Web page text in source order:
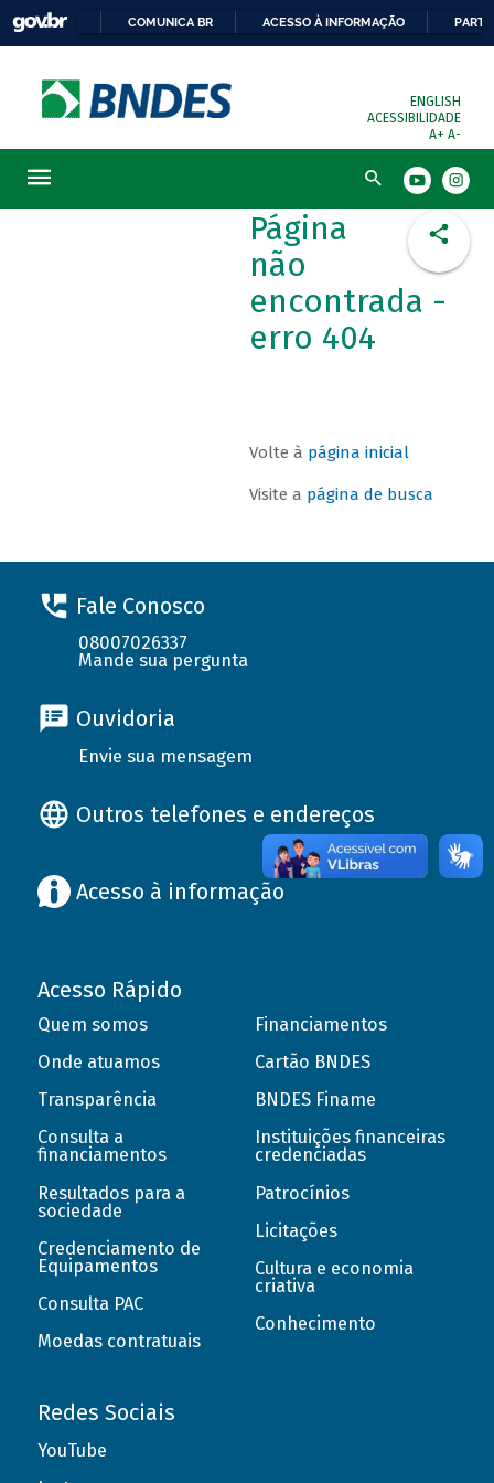
COMUNICA BR ACESSO À INFORMAÇÃO
ENGLISH
ACESSIBILIDADE
A+ A-
Busca
Página
não
encontrada -
erro 404
Volte à página inicial
Visite a página de busca
Fale Conosco
08007026337
Mande sua pergunta
Ouvidoria
Envie sua mensagem
Outros telefones e endereços
Acesso à informação
Acesso Rápido
Quem somos
Onde atuamos
Transparência
Consulta a
financiamentos
Resultados para a
sociedade
Credenciamento de
Equipamentos
Consulta PAC
Moedas contratuais
Financiamentos
Cartão BNDES
BNDES Finame
Instituições financeiras
credenciadas
Patrocínios
Licitações
Cultura e economia
criativa
Conhecimento
Redes Sociais
YouTube